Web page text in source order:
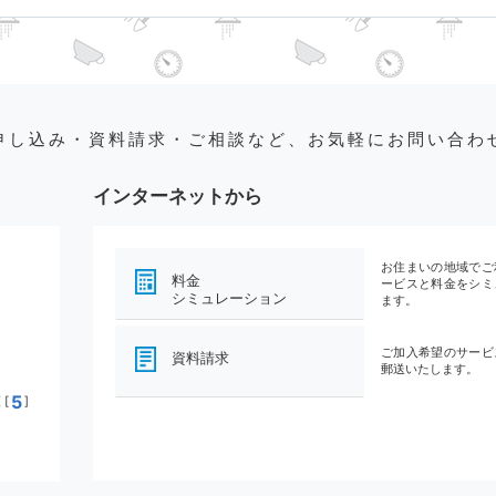
し込み・資料請求・ご相談など、お気軽にお問い合わ
[ 5]
インターネットから
料金
シミュレーション
お住まいの地域で
ービスと料金をシ
ます。
資料請求
ご加入希望のサー
郵送いたします。